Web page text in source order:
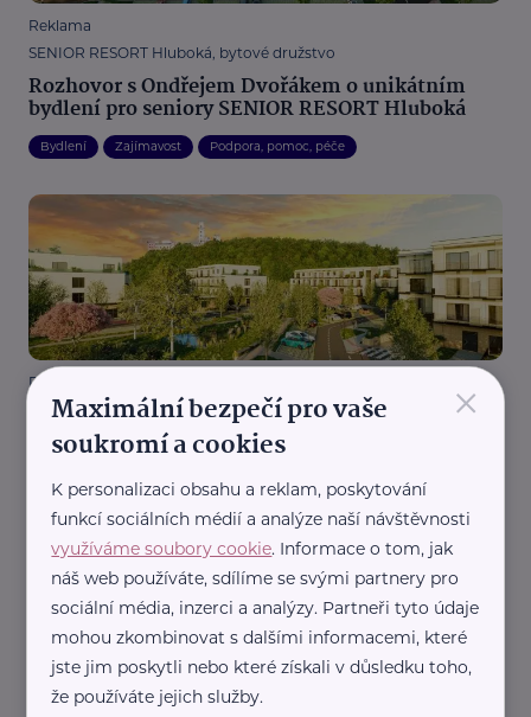
Reklama
SENIOR RESORT Hluboká, bytové družstvo
Rozhovor s Ondřejem Dvořákem o unikátním
bydlení pro seniory SENIOR RESORT Hluboká
Bydlení Zajímavost Podpora, pomoc, péče
Reklama
SENIOR RESORT Hluboká, bytové družstvo
Bezbariérové bydlení v Hluboké nad Vltavou
Zlínský kraj
Ve Zlíně Pod Vodojemem vzniklo nové chráněné
×
Maximální bezpečí pro vaše
soukromí a cookies
K personalizaci obsahu a reklam, poskytování
funkcí sociálních médií a analýze naší návštěvnosti
využíváme soubory cookie. Informace o tom, jak
náš web používáte, sdílíme se svými partnery pro
sociální média, inzerci a analýzy. Partneři tyto údaje
mohou zkombinovat s dalšími informacemi, které
jste jim poskytli nebo které získali v důsledku toho,
že používáte jejich služby.